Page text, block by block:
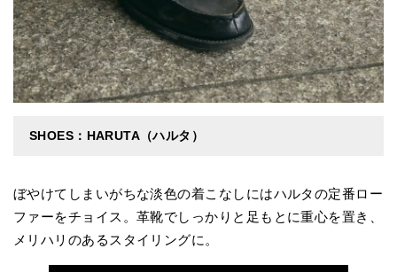
SHOES：HARUTA（ハルタ）
ぼやけてしまいがちな淡色の着こなしにはハルタの定番ロー
ファーをチョイス。革靴でしっかりと足もとに重心を置き、
メリハリのあるスタイリングに。